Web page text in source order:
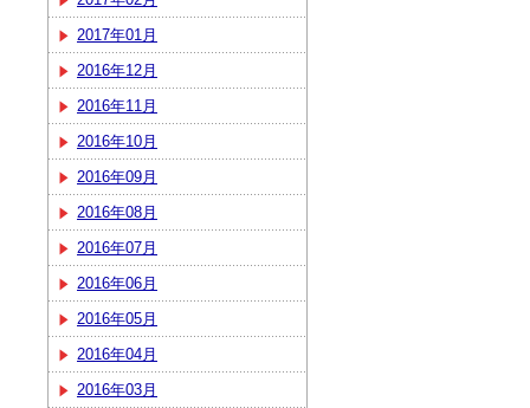
2017年01月
2016年12月
2016年11月
2016年10月
2016年09月
2016年08月
2016年07月
2016年06月
2016年05月
2016年04月
2016年03月